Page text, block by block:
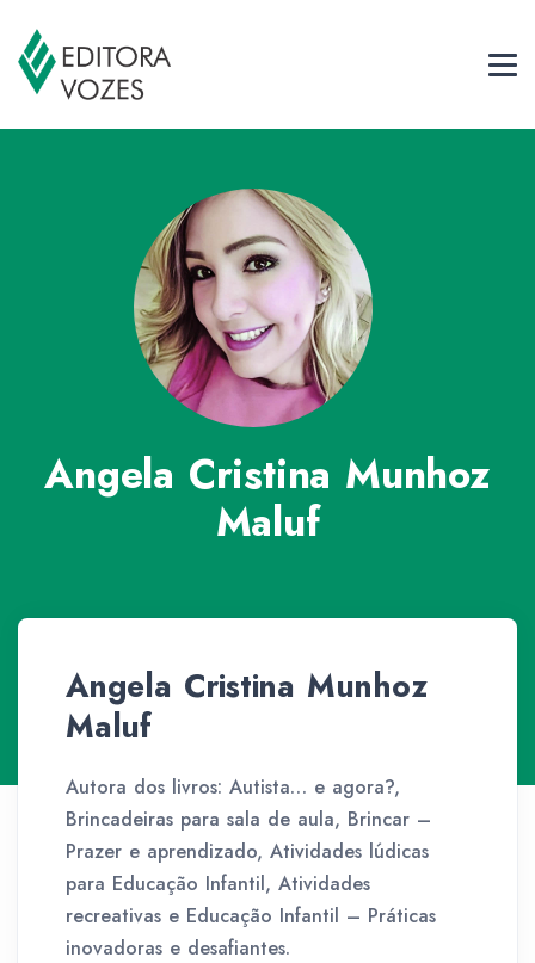
Angela Cristina Munhoz
Maluf
Angela Cristina Munhoz
Maluf
Autora dos livros: Autista… e agora?,
Brincadeiras para sala de aula, Brincar –
Prazer e aprendizado, Atividades lúdicas
para Educação Infantil, Atividades
recreativas e Educação Infantil – Práticas
inovadoras e desafiantes.